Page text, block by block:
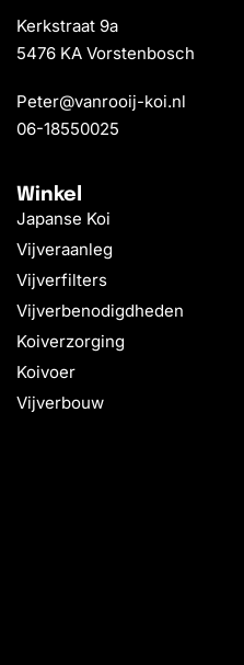
Kerkstraat 9a
5476 KA Vorstenbosch
Peter@vanrooij-koi.nl
06-18550025
Winkel
Japanse Koi
Vijveraanleg
Vijverfilters
Vijverbenodigdheden
Koiverzorging
Koivoer
Vijverbouw